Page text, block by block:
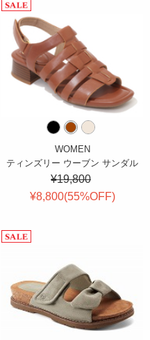
WOMEN
ティンズリー ウーブン サンダル
¥19,800
¥8,800(55%OFF)